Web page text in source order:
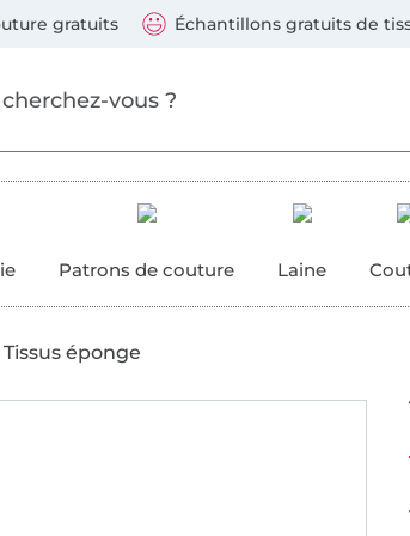
gratuits Échantillons gratuits de
Patrons de couture Laine
Tissus éponge
suivants : Visa, Mastercard, Carte